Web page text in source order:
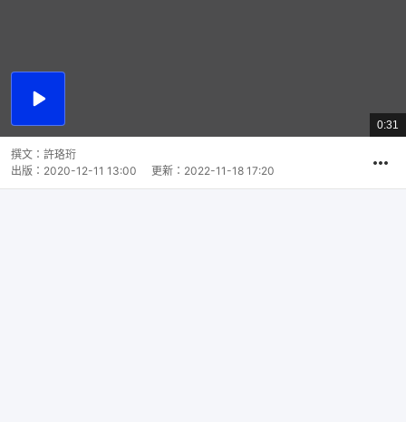
播
總
共
0:31
撰文： 許珞珩
出版： 2020-12-11 13:00 更新： 2022-11-18 17:20